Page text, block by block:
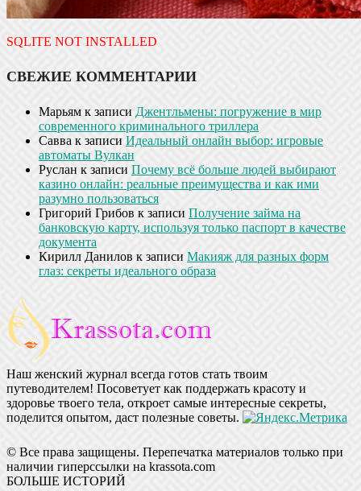
SQLITE NOT INSTALLED
СВЕЖИЕ КОММЕНТАРИИ
Марьям к записи Джентльмены: погружение в мир
современного криминального триллера
Савва к записи Идеальный онлайн выбор: игровые
автоматы Вулкан
Руслан к записи Почему всё больше людей выбирают
казино онлайн: реальные преимущества и как ими
разумно пользоваться
Григорий Грибов к записи Получение займа на
банковскую карту, используя только паспорт в качестве
документа
Кирилл Данилов к записи Макияж для разных форм
глаз: секреты идеального образа
Наш женский журнал всегда готов стать твоим
путеводителем! Посоветует как поддержать красоту и
здоровье твоего тела, откроет самые интересные секреты,
поделится опытом, даст полезные советы.
© Все права защищены. Перепечатка материалов только при
наличии гиперссылки на krassota.com
БОЛЬШЕ ИСТОРИЙ